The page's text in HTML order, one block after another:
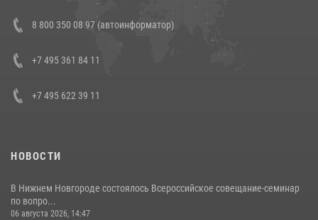
В Росгвардии прошла военно-научная конференция по обобщению
боевого опыта
8 800 350 08 97 (автоинформатор)
+7 495 361 84 11
+7 495 622 39 11
НОВОСТИ
В Нижнем Новгороде состоялось Всероссийское совещание-семинар
по вопро...
06 августа 2026, 14:47